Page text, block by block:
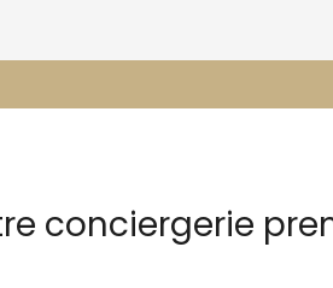
conciergerie